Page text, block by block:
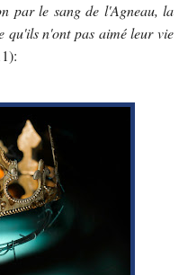
par le sang de l'Agneau, la
qu'ils n'ont pas aimé leur vie